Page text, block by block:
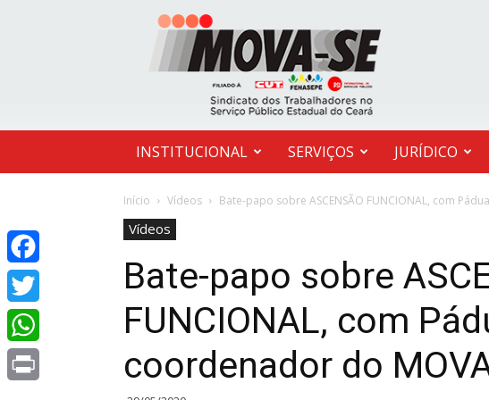
MOVA-
SE
INSTITUCIONAL SERVIÇOS JURÍDICO
Início Vídeos Bate-papo sobre ASCENSÃO FUNCIONAL, com
Vídeos
Bate-papo sobre
FUNCIONAL, com
coordenador do
Facebook
Twitter
WhatsApp